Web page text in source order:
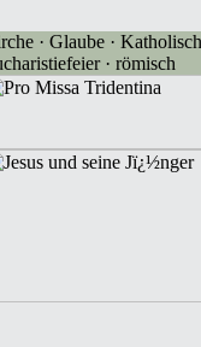
· Glaube ·
· römisch